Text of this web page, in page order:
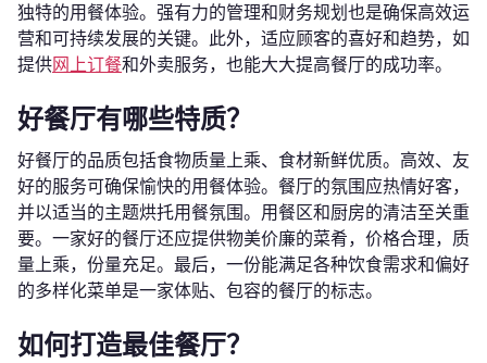
独特的用餐体验。强有力的管理和财务规划也是确保高效运
营和可持续发展的关键。此外，适应顾客的喜好和趋势，如
提供网上订餐和外卖服务，也能大大提高餐厅的成功率。
好餐厅有哪些特质？
好餐厅的品质包括食物质量上乘、食材新鲜优质。高效、友
好的服务可确保愉快的用餐体验。餐厅的氛围应热情好客，
并以适当的主题烘托用餐氛围。用餐区和厨房的清洁至关重
要。一家好的餐厅还应提供物美价廉的菜肴，价格合理，质
量上乘，份量充足。最后，一份能满足各种饮食需求和偏好
的多样化菜单是一家体贴、包容的餐厅的标志。
如何打造最佳餐厅？